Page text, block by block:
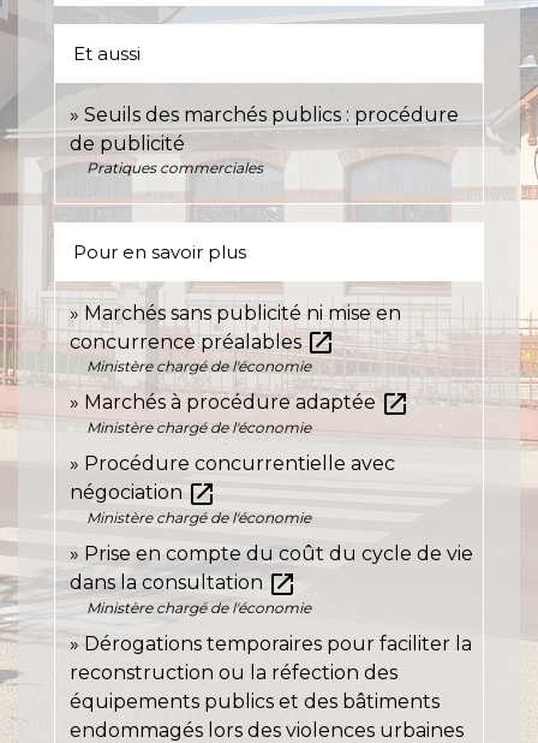
Et aussi
Seuils des marchés publics : procédure
de publicité
Pratiques commerciales
Pour en savoir plus
Marchés sans publicité ni mise en
concurrence préalablesopen_in_new
Ministère chargé de l'économie
Marchés à procédure adaptée open_in_new
Ministère chargé de l'économie
Procédure concurrentielle avec
négociation open_in_new
Ministère chargé de l'économie
Prise en compte du coût du cycle de vie
dans la consultation open_in_new
Ministère chargé de l'économie
Dérogations temporaires pour faciliter la
reconstruction ou la réfection des
équipements publics et des bâtiments
endommagés lors des violences urbaines